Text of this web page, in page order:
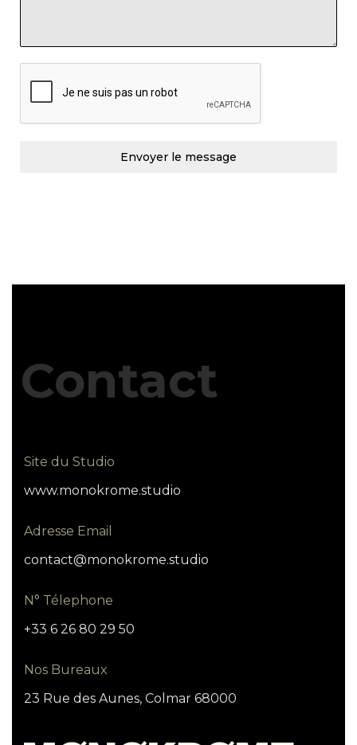
Envoyer le message
Contact
Site du Studio
www.monokrome.studio
Adresse Email
contact@monokrome.studio
N° Télephone
+33 6 26 80 29 50
Nos Bureaux
23 Rue des Aunes, Colmar 68000